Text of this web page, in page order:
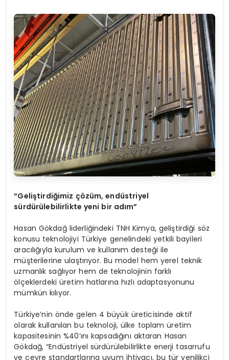
“Geliştirdiğimiz çözüm, endüstriyel
sürdürülebilirlikte yeni bir adım”
Hasan Gökdağ liderliğindeki TNH Kimya, geliştirdiği söz
konusu teknolojiyi Türkiye genelindeki yetkili bayileri
aracılığıyla kurulum ve kullanım desteği ile
müşterilerine ulaştırıyor. Bu model hem yerel teknik
uzmanlık sağlıyor hem de teknolojinin farklı
ölçeklerdeki üretim hatlarına hızlı adaptasyonunu
mümkün kılıyor.
Türkiye’nin önde gelen 4 büyük üreticisinde aktif
olarak kullanılan bu teknoloji, ülke toplam üretim
kapasitesinin %40’ını kapsadığını aktaran Hasan
Gökdağ, “Endüstriyel sürdürülebilirlikte enerji tasarrufu
ve çevre standartlarına uyum ihtiyacı, bu tür yenilikçi